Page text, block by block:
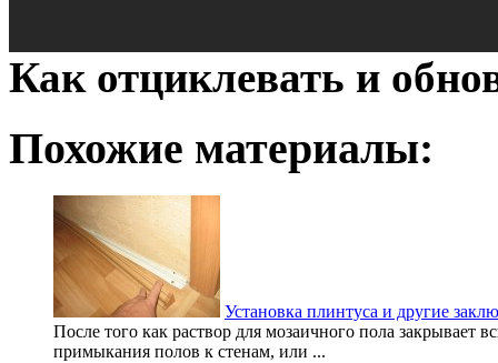
Как отциклевать и
Похожие материалы:
Установка плинтуса и другие
После того как раствор для мозаичного пола закрывает
примыкания полов к стенам, или ...